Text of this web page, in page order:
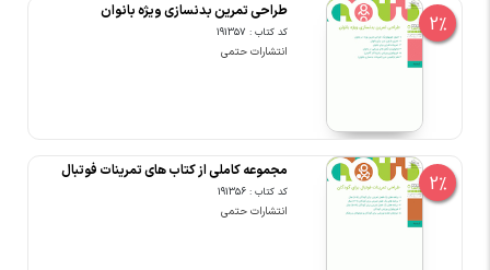
2%
طراحی تمرین بدنسازی ویژه بانوان
کد کتاب : 191357
انتشارات حتمی
2%
مجموعه کاملی از کتاب های تمرینات فوتبال
کد کتاب : 191356
انتشارات حتمی